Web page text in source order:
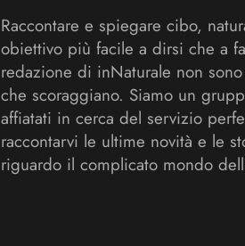
Raccontare e spiegare cibo,
obiettivo più facile a dirsi che a
redazione di inNaturale non
che scoraggiano. Siamo un
affiatati in cerca del servizio
raccontarvi le ultime novità e le
riguardo il complicato mondo